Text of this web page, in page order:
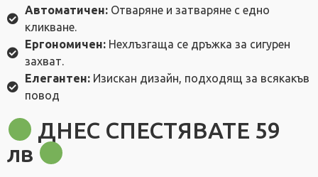
Автоматичен: Отваряне и затваряне с едно
кликване.
Ергономичен: Нехлъзгаща се дръжка за сигурен
захват.
Елегантен: Изискан дизайн, подходящ за всякакъв
повод
ДНЕС СПЕСТЯВАТЕ 59
лв